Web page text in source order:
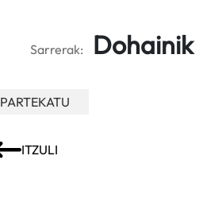
Sarrerak: Dohainik
ITZULI
PARTEKATU